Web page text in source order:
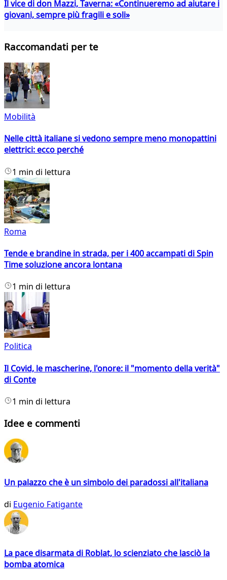
Il vice di don Mazzi, Taverna: «Continueremo ad aiutare i
giovani, sempre più fragili e soli»
Raccomandati per te
Mobilità
Nelle città italiane si vedono sempre meno monopattini
elettrici: ecco perché
1 min di lettura
Roma
Tende e brandine in strada, per i 400 accampati di Spin
Time soluzione ancora lontana
1 min di lettura
Politica
Il Covid, le mascherine, l'onore: il "momento della verità"
di Conte
1 min di lettura
Idee e commenti
Un palazzo che è un simbolo dei paradossi all'italiana
di Eugenio Fatigante
La pace disarmata di Roblat, lo scienziato che lasciò la
bomba atomica